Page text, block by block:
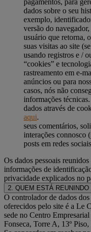
dados sobre o seu
exemplo,
versão do
usuário que retorna,
suas visitas ao site
usando registros e /
“cookies” e
rastreamento em e-
anúncios ou para
casos, nós não
informações
dados através de
aqui.
seus comentários,
interações connosco
posts em redes
Os dados pessoais
informações de
privacidade explicados no
2. QUEM ESTÁ
O controlador de dados
oferecidos pelo site é a Le
sede no Centro
Fonseca, Torre A, 13º